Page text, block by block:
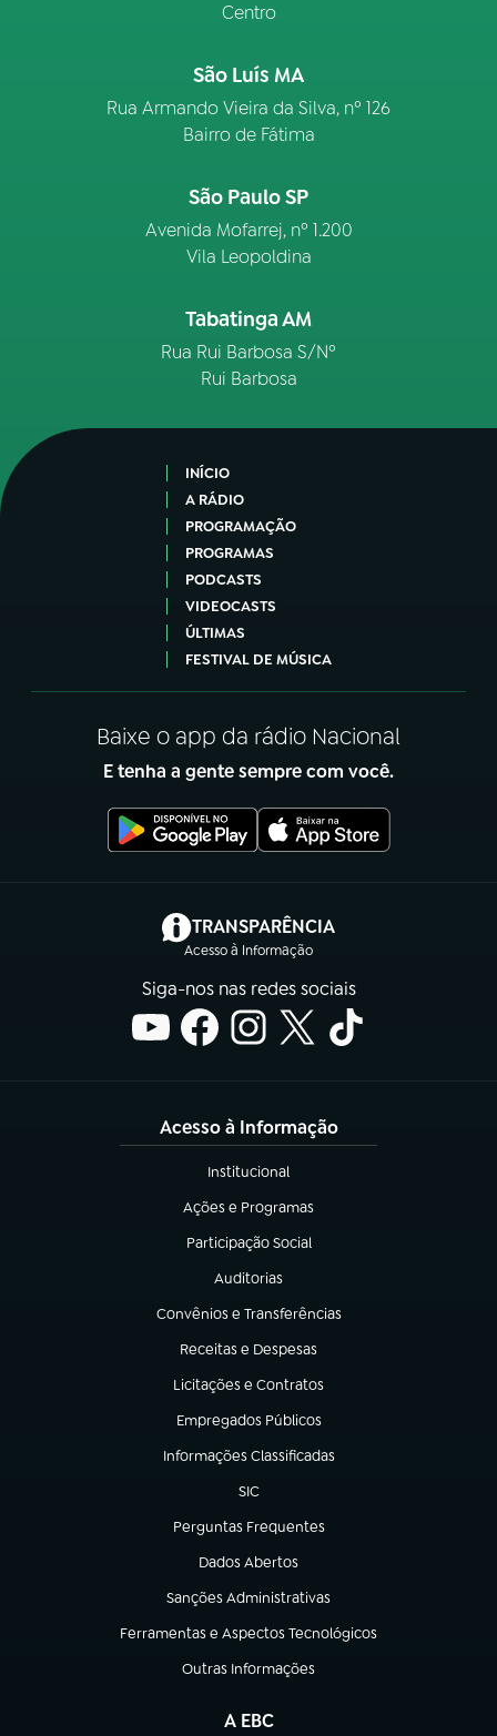
Centro
São Luís MA
Rua Armando Vieira da Silva, nº 126
Bairro de Fátima
São Paulo SP
Avenida Mofarrej, nº 1.200
Vila Leopoldina
Tabatinga AM
Rua Rui Barbosa S/Nº
Rui Barbosa
INÍCIO
A RÁDIO
PROGRAMAÇÃO
PROGRAMAS
PODCASTS
VIDEOCASTS
ÚLTIMAS
FESTIVAL DE MÚSICA
Baixe o app da rádio Nacional
E tenha a gente sempre com você.
TRANSPARÊNCIA
Acesso à Informação
(abre em nova aba)
Siga-nos nas redes sociais
Acesso à Informação
Institucional
(abre em nova aba)
Ações e Programas
(abre em nova aba)
Participação Social
(abre em nova aba)
Auditorias
(abre em nova aba)
Convênios e Transferências
(abre em nova aba)
Receitas e Despesas
(abre em nova aba)
Licitações e Contratos
(abre em nova aba)
Empregados Públicos
(abre em nova aba)
Informações Classificadas
(abre em nova aba)
SIC
(abre em nova aba)
Perguntas Frequentes
(abre em nova aba)
Dados Abertos
(abre em nova aba)
Sanções Administrativas
(abre em nova aba)
Ferramentas e Aspectos Tecnológicos
(abre em nova aba)
Outras Informações
(abre em nova aba)
A EBC